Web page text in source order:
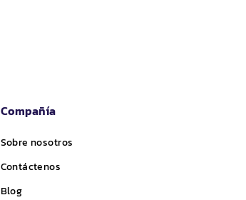
Compañía
Sobre nosotros
Contáctenos
Blog